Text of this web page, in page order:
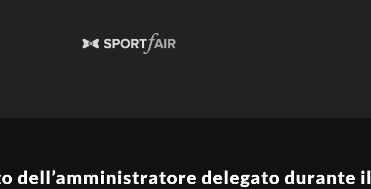
dell’amministratore delegato durante il